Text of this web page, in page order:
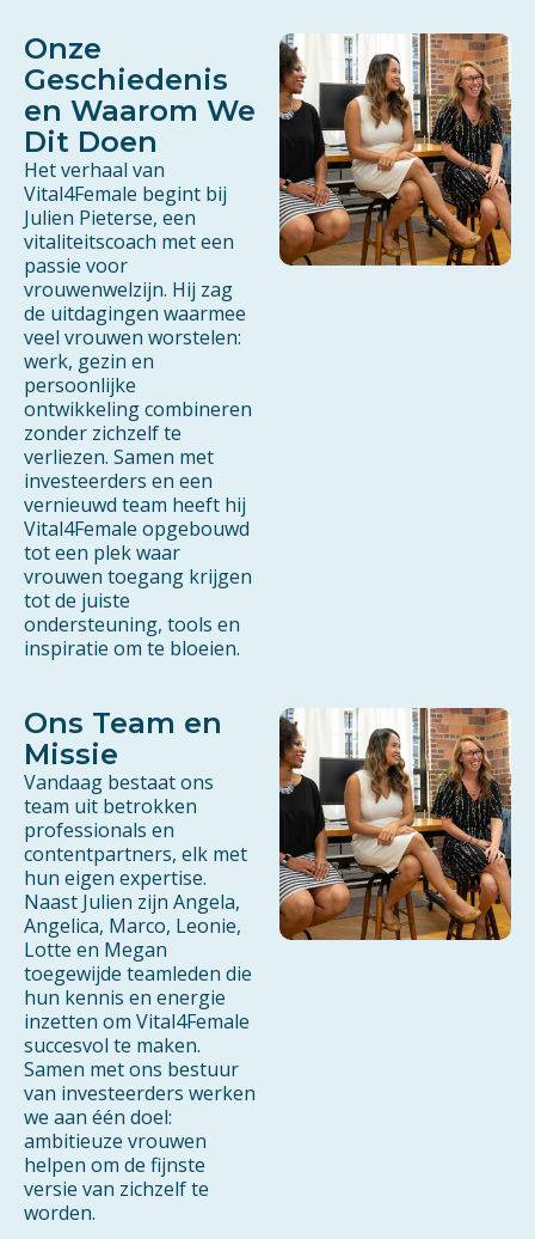
Onze
Geschiedenis
en Waarom We
Dit Doen
Het verhaal van
Vital4Female begint bij
Julien Pieterse, een
vitaliteitscoach met een
passie voor
vrouwenwelzijn. Hij zag
de uitdagingen waarmee
veel vrouwen worstelen:
werk, gezin en
persoonlijke
ontwikkeling combineren
zonder zichzelf te
verliezen. Samen met
investeerders en een
vernieuwd team heeft hij
Vital4Female opgebouwd
tot een plek waar
vrouwen toegang krijgen
tot de juiste
ondersteuning, tools en
inspiratie om te bloeien.
Ons Team en
Missie
Vandaag bestaat ons
team uit betrokken
professionals en
contentpartners, elk met
hun eigen expertise.
Naast Julien zijn Angela,
Angelica, Marco, Leonie,
Lotte en Megan
toegewijde teamleden die
hun kennis en energie
inzetten om Vital4Female
succesvol te maken.
Samen met ons bestuur
van investeerders werken
we aan één doel:
ambitieuze vrouwen
helpen om de fijnste
versie van zichzelf te
worden.